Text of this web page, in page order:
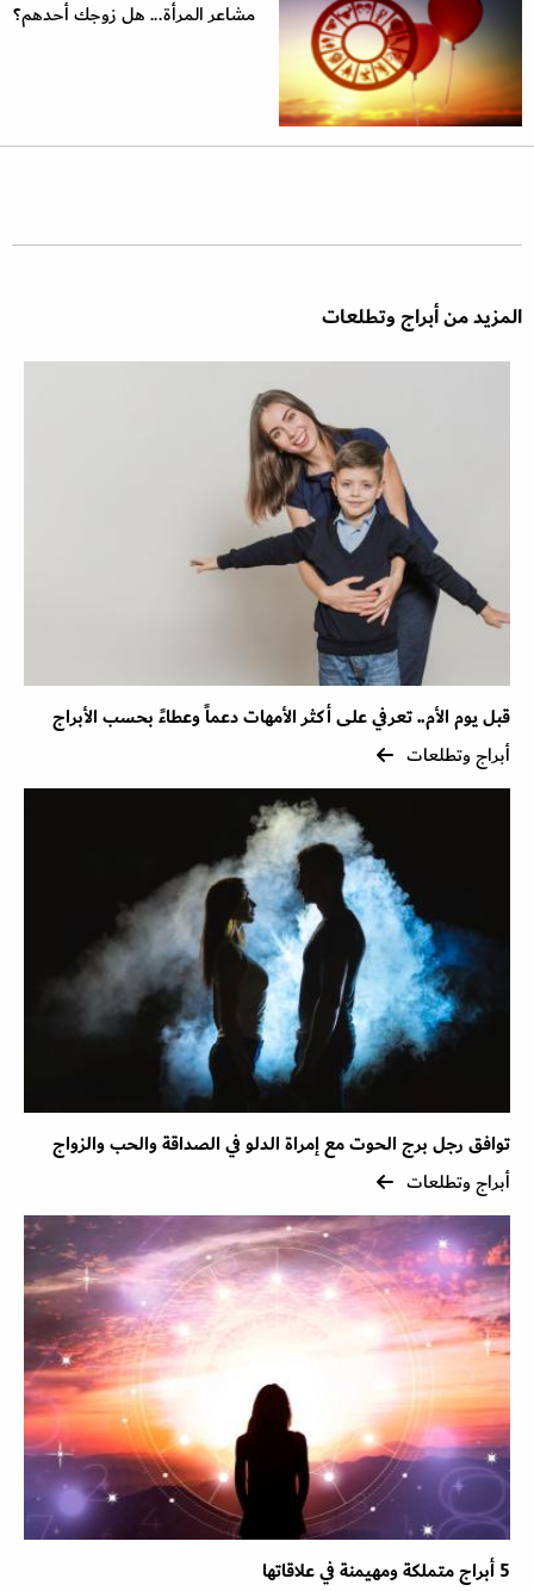
مشاعر المرأة... هل زوجك أحدهم؟
المزيد من أبراج وتطلعات
قبل يوم الأم.. تعرفي على أكثر الأمهات دعماً وعطاءً بحسب الأبراج
أبراج وتطلعات
توافق رجل برج الحوت مع إمراة الدلو في الصداقة والحب والزواج
أبراج وتطلعات
5 أبراج متملكة ومهيمنة في علاقاتها